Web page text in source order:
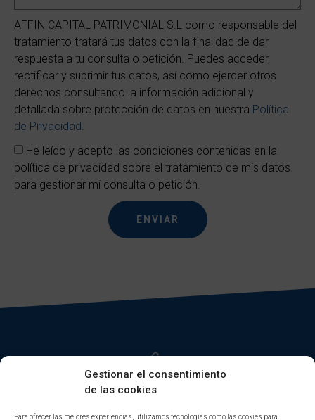
Gestionar el consentimiento
de las cookies
Para ofrecer las mejores experiencias, utilizamos tecnologías como las cookies para
AFFIN CAPITAL PATRIMONIAL S.L como responsable del
tratamiento tratará tus datos con la finalidad de dar
respuesta a tu consulta o petición. Puedes acceder,
rectificar y suprimir tus datos, así como ejercer otros
derechos consultando la información adicional y
detallada sobre protección de datos en nuestra Política
de Privacidad.
He leído y acepto las condiciones contenidas en la
política de privacidad sobre el tratamiento de mis datos
para gestionar mi consulta o petición.
ENVIAR